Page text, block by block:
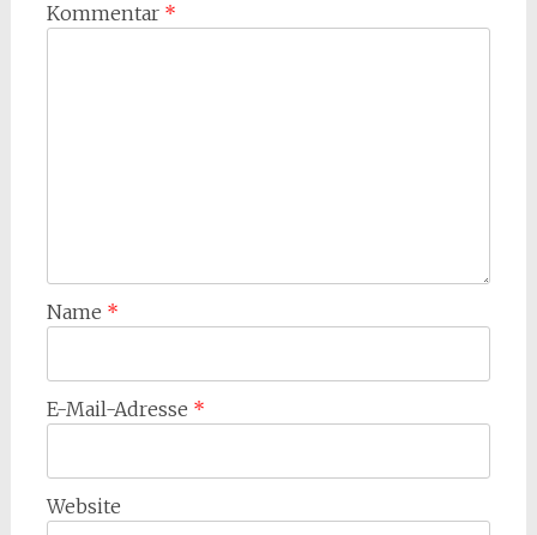
Kommentar *
Name *
E-Mail-Adresse *
Website